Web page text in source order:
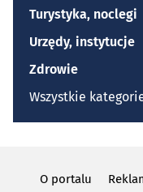
Turystyka, noclegi
Urzędy, instytucje
Zdrowie
Wszystkie
O portalu